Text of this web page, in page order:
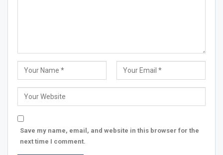
Save my name, email, and website in this browser for the
next time I comment.